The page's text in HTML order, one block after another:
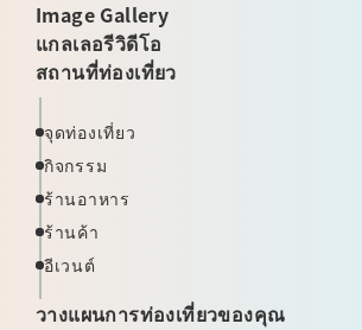
Image Gallery
แกลเลอรีวิดีโอ
สถานที่ท่องเที่ยว
จุดท่องเที่ยว
กิจกรรม
ร้านอาหาร
ร้านค้า
อีเวนต์
วางแผนการท่องเที่ยวของคุณ